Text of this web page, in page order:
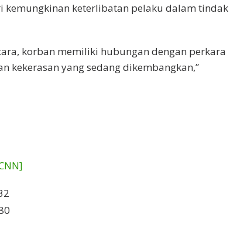
kemungkinan keterlibatan pelaku dalam tindak
korban memiliki hubungan dengan perkara
kekerasan yang sedang dikembangkan,”